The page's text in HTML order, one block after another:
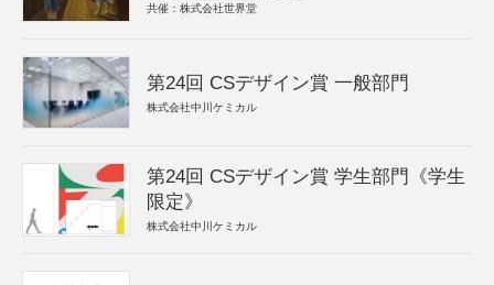
共催：株式会社世界堂
第24回 CSデザイン賞 一般部門
株式会社中川ケミカル
第24回 CSデザイン賞 学生部門《学生
限定》
株式会社中川ケミカル